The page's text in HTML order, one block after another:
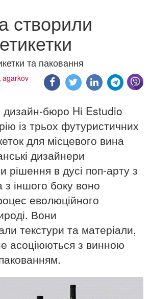
створили
та паковання
agarkov
дизайн-бюро Hi Estudio
із трьох футуристичних
для місцевого вина
дизайнери
рішення в дусі поп-арту з
з іншого боку воно
еволюційного
Вони
текстури та матеріали,
асоціюються з винною